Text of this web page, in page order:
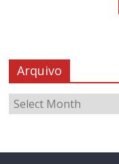
Arquivo